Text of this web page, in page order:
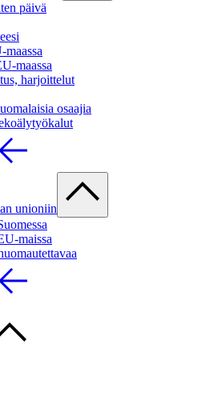
päivä
maassa
harjoittelut
osaajia
unioniin
maissa